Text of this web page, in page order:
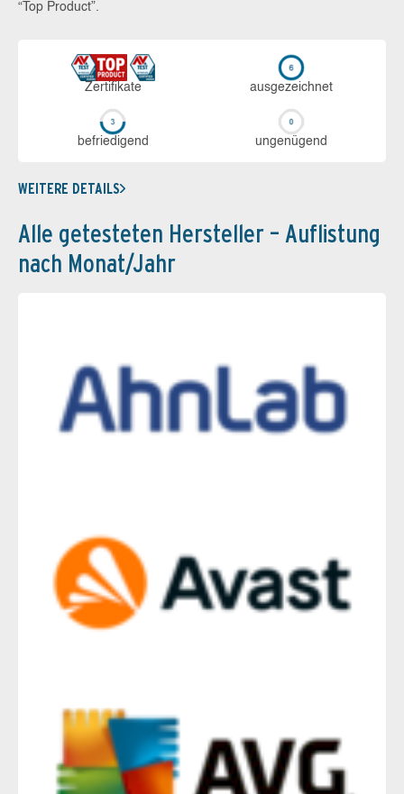
“Top Product”.
Zerti­fikate aus­ge­zeich­net
be­frie­di­gend un­ge­nü­gend
WEITERE DETAILS
Alle getesteten Hersteller – Auflistung
nach Monat/Jahr